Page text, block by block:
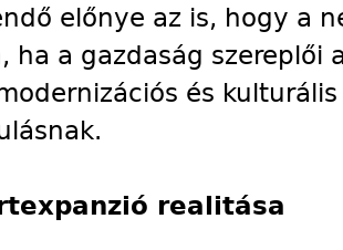
előnye az is, hogy a
ha a gazdaság
és
realitása